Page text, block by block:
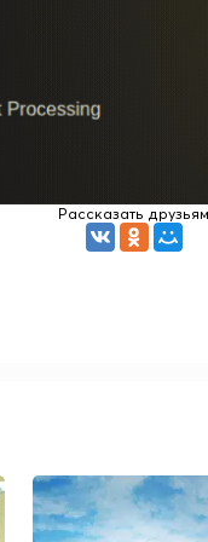
Рассказать друзьям